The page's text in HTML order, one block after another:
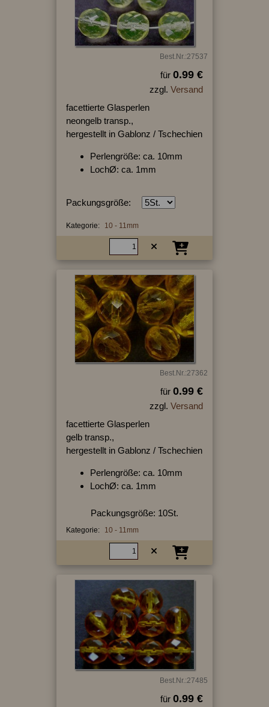
Best.Nr.:27537
für 0.99 €
zzgl. Versand
facettierte Glasperlen
neongelb transp.,
hergestellt in Gablonz / Tschechien
Perlengröße: ca. 10mm
LochØ: ca. 1mm
Packungsgröße:
Kategorie: 10 - 11mm
Best.Nr.:27362
für 0.99 €
zzgl. Versand
facettierte Glasperlen
gelb transp.,
hergestellt in Gablonz / Tschechien
Perlengröße: ca. 10mm
LochØ: ca. 1mm
Packungsgröße: 10St.
Kategorie: 10 - 11mm
Best.Nr.:27485
für 0.99 €